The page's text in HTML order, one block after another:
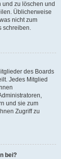
zu löschen und
Üblicherweise
nicht zum
schreiben.
des Boards
Jedes Mitglied
und sie zum
Zugriff zu
bei?